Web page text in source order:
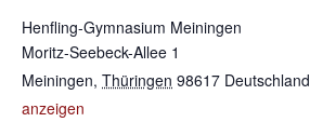
Henfling-Gymnasium Meiningen
Moritz-Seebeck-Allee 1
Meiningen, Thüringen 98617 Deutschland
anzeigen